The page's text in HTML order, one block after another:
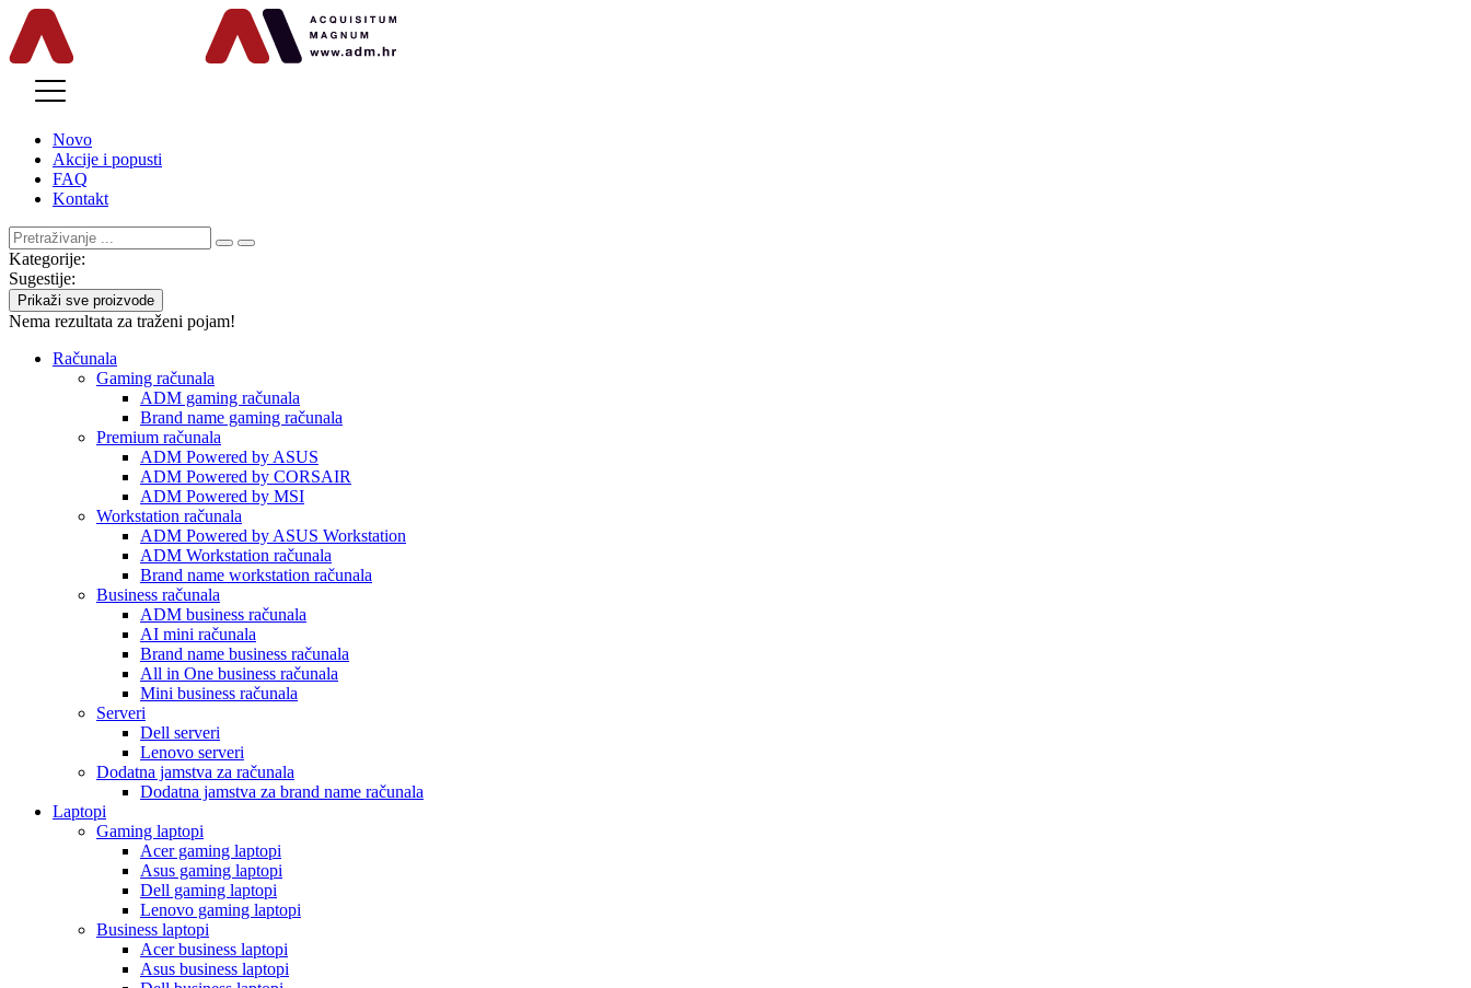
Novo
Akcije i popusti
FAQ
Kontakt
Kategorije:
Sugestije:
Prikaži sve proizvode
Nema rezultata za traženi pojam!
Računala
Gaming računala
ADM gaming računala
Brand name gaming računala
Premium računala
ADM Powered by ASUS
ADM Powered by CORSAIR
ADM Powered by MSI
Workstation računala
ADM Powered by ASUS Workstation
ADM Workstation računala
Brand name workstation računala
Business računala
ADM business računala
AI mini računala
Brand name business računala
All in One business računala
Mini business računala
Serveri
Dell serveri
Lenovo serveri
Dodatna jamstva za računala
Dodatna jamstva za brand name računala
Laptopi
Gaming laptopi
Acer gaming laptopi
Asus gaming laptopi
Dell gaming laptopi
Lenovo gaming laptopi
Business laptopi
Acer business laptopi
Asus business laptopi